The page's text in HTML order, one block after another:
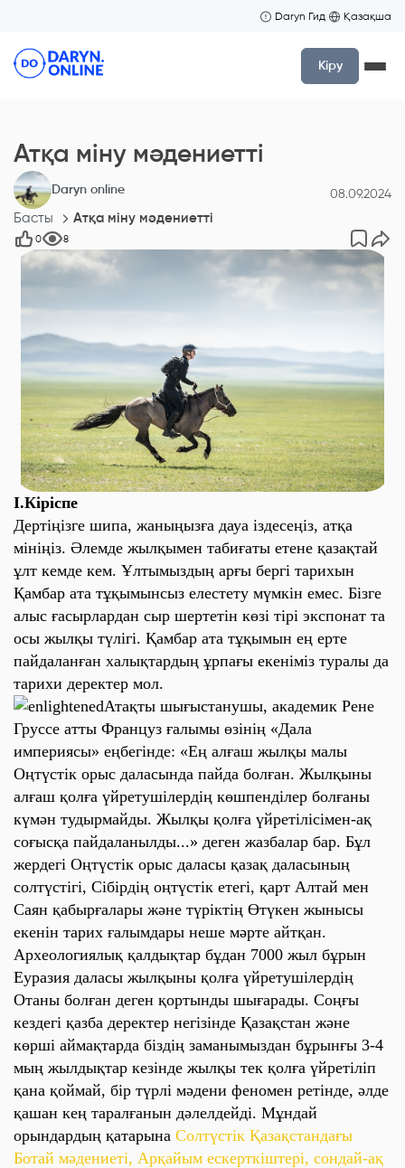
Daryn Гид Қазақша
Кіру
Атқа міну мәдениетті
Daryn online 08.09.2024
Басты Атқа міну мәдениетті
0 8
I.Кіріспе
Дертіңізге шипа, жаныңызға дауа іздесеңіз, атқа
мініңіз. Әлемде жылқымен табиғаты етене қазақтай
ұлт кемде кем. Ұлтымыздың арғы бергі тарихын
Қамбар ата тұқымынсыз елестету мүмкін емес. Бізге
алыс ғасырлардан сыр шертетін көзі тірі экспонат та
осы жылқы түлігі. Қамбар ата тұқымын ең ерте
пайдаланған халықтардың ұрпағы екеніміз туралы да
тарихи деректер мол.
Атақты шығыстанушы, академик Рене
Груссе атты Француз ғалымы өзінің «Дала
империясы» еңбегінде: «Ең алғаш жылқы малы
Оңтүстік орыс даласында пайда болған. Жылқыны
алғаш қолға үйретушілердің көшпенділер болғаны
күмән тудырмайды. Жылқы қолға үйретілісімен-ақ
соғысқа пайдаланылды...» деген жазбалар бар. Бұл
жердегі Оңтүстік орыс даласы қазақ даласының
солтүстігі, Сібірдің оңтүстік етегі, қарт Алтай мен
Саян қабырғалары және түріктің Өтүкен жынысы
екенін тарих ғалымдары неше мәрте айтқан.
Археологиялық қалдықтар бұдан 7000 жыл бұрын
Еуразия даласы жылқыны қолға үйретушілердің
Отаны болған деген қортынды шығарады. Соңғы
кездегі қазба деректер негізінде Қазақстан және
көрші аймақтарда біздің заманымыздан бұрынғы 3-4
мың жылдықтар кезінде жылқы тек қолға үйретіліп
қана қоймай, бір түрлі мәдени феномен ретінде, әлде
қашан кең таралғанын дәлелдейді. Мұндай
орындардың қатарына Солтүстік Қазақстандағы
Ботай мәдениеті, Арқайым ескерткіштері, сондай-ақ